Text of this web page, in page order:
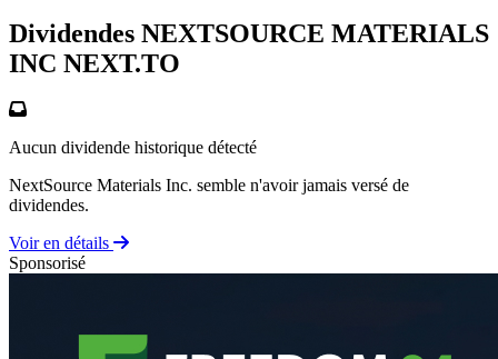
Dividendes NEXTSOURCE MATERIALS
INC NEXT.TO
Aucun dividende historique détecté
NextSource Materials Inc. semble n'avoir jamais versé de
dividendes.
Voir en détails
Sponsorisé